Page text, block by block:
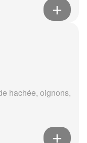
hachée, oignons,